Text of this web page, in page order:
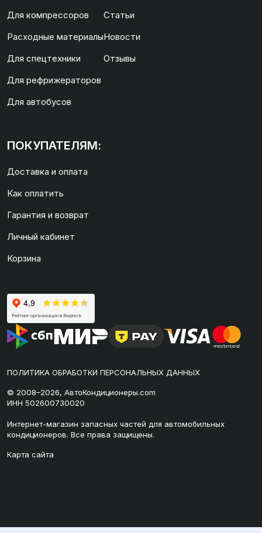
Для компрессоров
Расходные материалы
Для спецтехники
Для рефрижераторов
Для автобусов
Статьи
Новости
Отзывы
ПОКУПАТЕЛЯМ:
Доставка и оплата
Как оплатить
Гарантия и возврат
Личный кабинет
Корзина
ПОЛИТИКА ОБРАБОТКИ ПЕРСОНАЛЬНЫХ ДАННЫХ
© 2008–2026, АвтоКондиционеры.com
ИНН 502600730020
Интернет-магазин запасных частей для автомобильных
кондиционеров. Все права защищены.
Карта сайта